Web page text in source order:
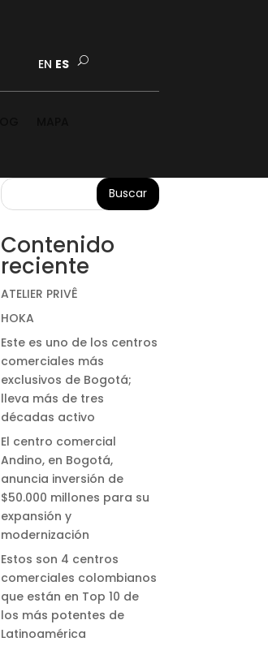
EN ES
Buscar
Contenido
reciente
ATELIER PRIVÊ
HOKA
Este es uno de los centros
comerciales más
exclusivos de Bogotá;
lleva más de tres
décadas activo
El centro comercial
Andino, en Bogotá,
anuncia inversión de
$50.000 millones para su
expansión y
modernización
Estos son 4 centros
comerciales colombianos
que están en Top 10 de
los más potentes de
Latinoamérica